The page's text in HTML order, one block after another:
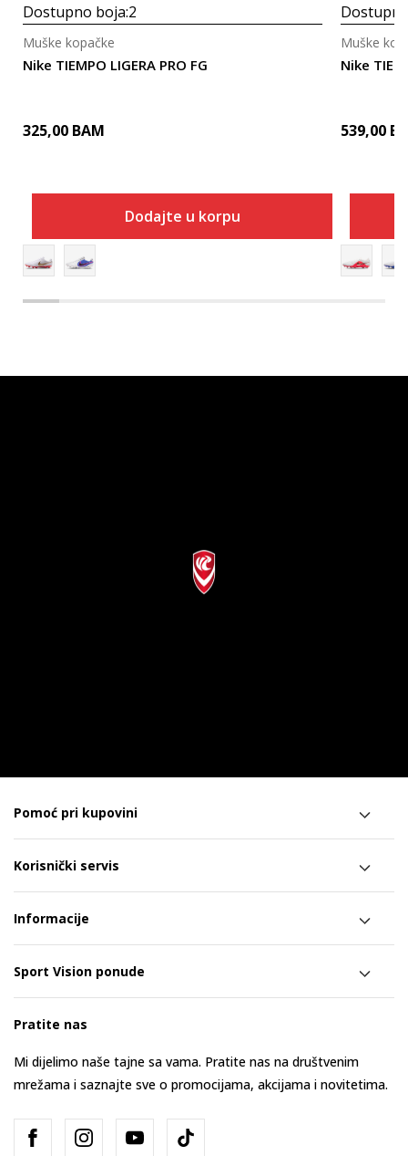
Dostupno boja:2
Nike TIEMPO LIGERA PRO FG
Muške kopačke
325,00 BAM
Dodajte u korpu
Nike
Muške
539,00
Pomoć pri kupovini
Korisnički servis
Informacije
Sport Vision ponude
Pratite nas
Mi dijelimo naše tajne sa vama. Pratite nas na društvenim
mrežama i saznajte sve o promocijama, akcijama i novitetima.